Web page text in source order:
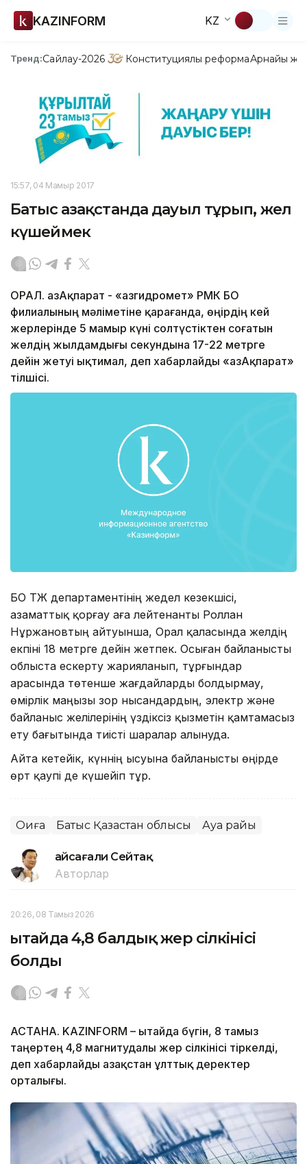
KAZINFORM KZ
Тренд:Сайлау-2026 Конституциялық реформаАрнайы
15:57, 04 Мамыр 2017
Батыс Қазақстанда дауыл тұрып, жел
күшеймек
ОРАЛ. ҚазАқпарат - «Қазгидромет» РМК БҚО
филиалының мәліметіне қарағанда, өңірдің кей
жерлерінде 5 мамыр күні солтүстіктен соғатын
желдің жылдамдығы секундына 17-22 метрге
дейін жетуі ықтимал, деп хабарлайды «ҚазАқпарат»
тілшісі.
БҚО ТЖ департаментінің жедел кезекшісі,
азаматтық қорғау аға лейтенанты Роллан
Нұржановтың айтуынша, Орал қаласында желдің
екпіні 18 метрге дейін жетпек. Осыған байланысты
облыста ескерту жарияланып, тұрғындар
арасында төтенше жағдайларды болдырмау,
өмірлік маңызы зор нысандардың, электр және
байланыс желілерінің үздіксіз қызметін қамтамасыз
ету бағытында тиісті шаралар алынуда.
Айта кетейік, күннің ысуына байланысты өңірде
өрт қаупі де күшейіп тұр.
Оқиға Батыс Қазақстан облысы Ауа райы
Ғайсағали Сейтақ
Авторлар
20:26, 08 Тамыз 2026
Қытайда 4,8 балдық жер сілкінісі
болды
АСТАНА. KAZINFORM – Қытайда бүгін, 8 тамыз
таңертең 4,8 магнитудалы жер сілкінісі тіркелді,
деп хабарлайды Қазақстан ұлттық деректер
орталығы.